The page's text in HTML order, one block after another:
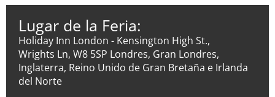
Lugar de la Feria:
Holiday Inn London - Kensington High St.,
Wrights Ln, W8 5SP Londres, Gran Londres,
Inglaterra, Reino Unido de Gran Bretaña e Irlanda
del Norte